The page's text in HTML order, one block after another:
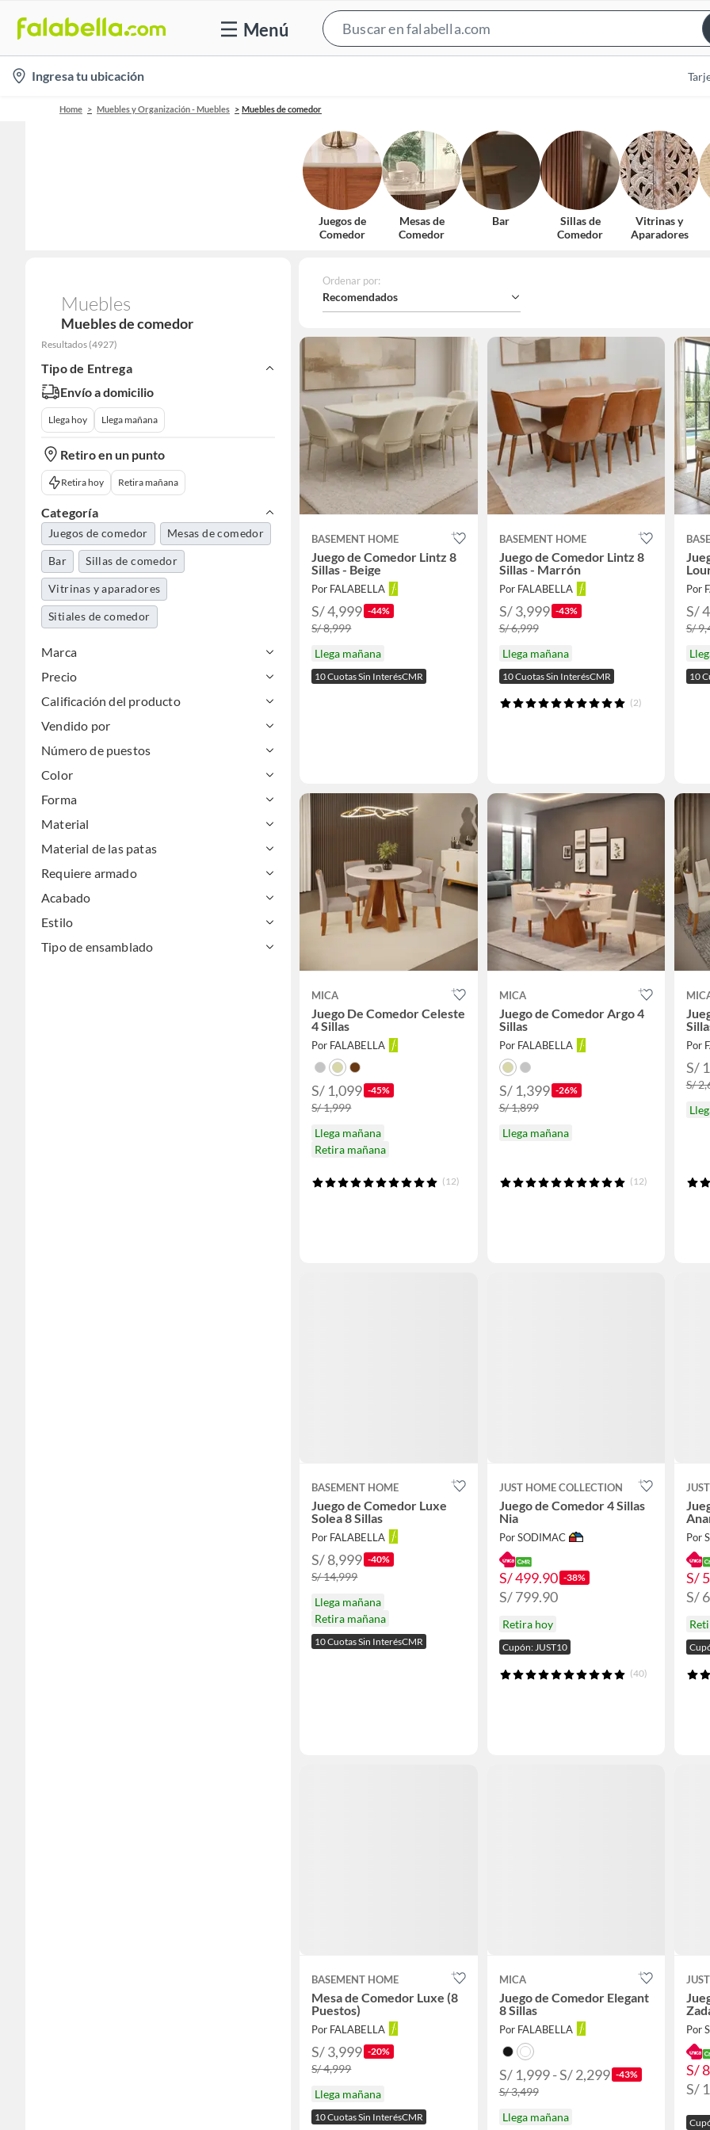
Menú
Bar
location-
icon
Ingresa tu ubicación
Home Muebles y Organización - Muebles Muebles de comedor
Juegos de
Comedor
Mesas de
Comedor
Bar
Sillas de
Comedor
Vitrinas y
Aparadores
Muebles
Muebles de comedor
Resultados (4927)
Tipo de Entrega
Envío a domicilio
Llega hoy Llega mañana
Retiro en un punto
Retira hoy Retira mañana
Categoría
Juegos de comedor Mesas de comedor
Bar Sillas de comedor
Vitrinas y aparadores
Sitiales de comedor
Marca
Precio
Calificación del producto
Vendido por
Número de puestos
Color
Forma
Material
Material de las patas
Requiere armado
Acabado
Estilo
Tipo de ensamblado
Ordenar por:
Recomendados
BASEMENT HOME
Juego de Comedor Lintz 8
Sillas - Beige
Por FALABELLA
S/ 4,999 -44%
S/ 8,999
Llega mañana
10 Cuotas Sin InterésCMR
BASEMENT HOME
Juego de Comedor Lintz 8
Sillas - Marrón
Por FALABELLA
S/ 3,999 -43%
S/ 6,999
Llega mañana
10 Cuotas Sin InterésCMR
(2)
Por
S/
S/
10
MICA
Juego De Comedor Celeste
4 Sillas
Por FALABELLA
S/ 1,099 -45%
S/ 1,999
Llega mañana
Retira mañana
(12)
MICA
Juego de Comedor Argo 4
Sillas
Por FALABELLA
S/ 1,399 -26%
S/ 1,899
Llega mañana
(12)
Por
S/
S/
BASEMENT HOME
Juego de Comedor Luxe
Solea 8 Sillas
Por FALABELLA
S/ 8,999 -40%
S/ 14,999
Llega mañana
Retira mañana
10 Cuotas Sin InterésCMR
JUST HOME COLLECTION
Juego de Comedor 4 Sillas
Nia
Por SODIMAC
S/ 499.90 -38%
S/ 799.90
Retira hoy
Cupón: JUST10
(40)
Por
S/
S/
BASEMENT HOME
Mesa de Comedor Luxe (8
Puestos)
Por FALABELLA
S/ 3,999 -20%
S/ 4,999
Llega mañana
10 Cuotas Sin InterésCMR
MICA
Juego de Comedor Elegant
8 Sillas
Por FALABELLA
S/ 1,999 - S/ 2,299 -43%
S/ 3,499
Llega mañana
Por
S/
S/